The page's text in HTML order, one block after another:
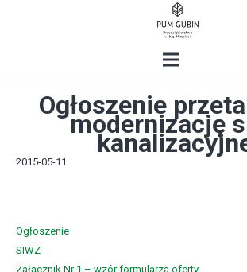
Ogłoszenie
modernizację
2015-05-11
Ogłoszenie
SIWZ
Załącznik Nr 1 – wzór formularza oferty